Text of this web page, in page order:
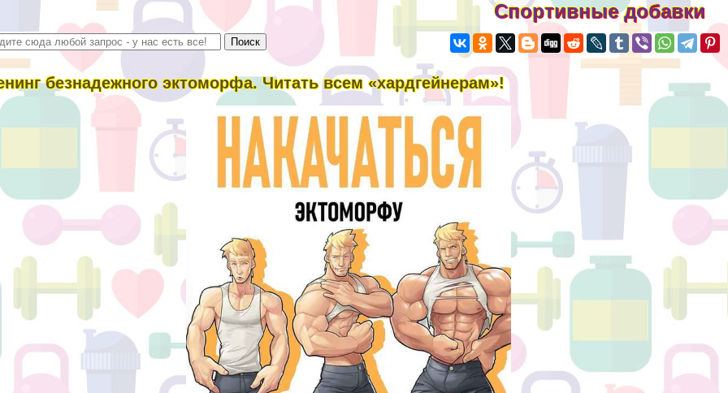
Спортивные добавки
безнадежного эктоморфа. Читать всем «хардгeйнерам»!